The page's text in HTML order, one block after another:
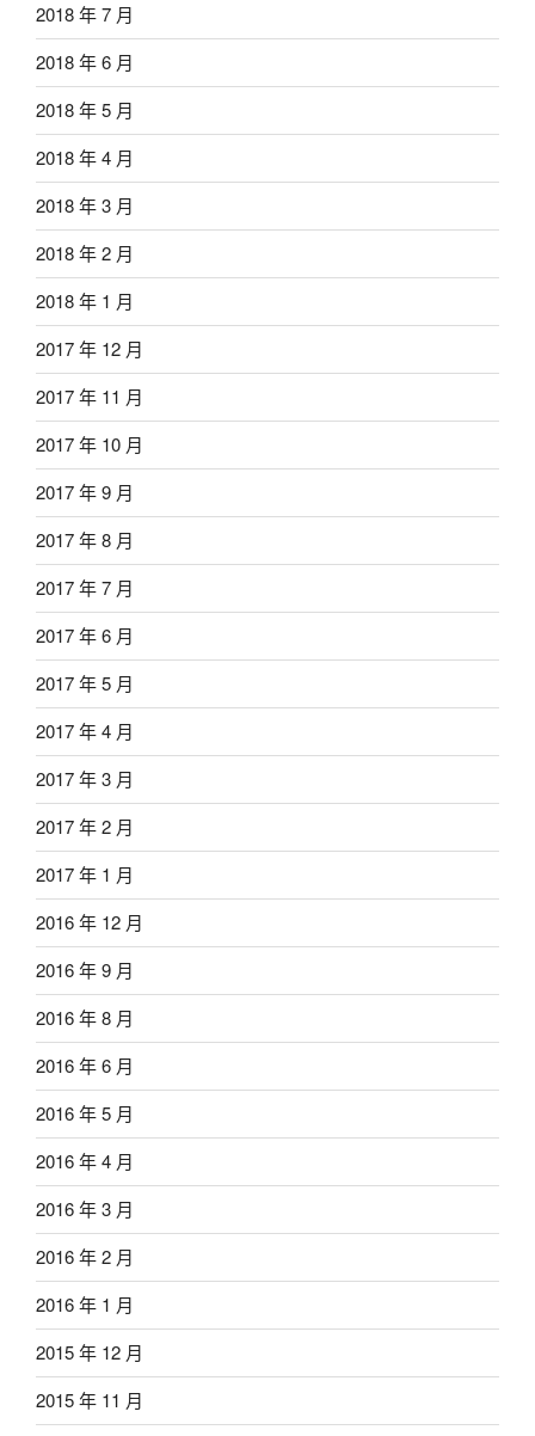
2018 年 7 月
2018 年 6 月
2018 年 5 月
2018 年 4 月
2018 年 3 月
2018 年 2 月
2018 年 1 月
2017 年 12 月
2017 年 11 月
2017 年 10 月
2017 年 9 月
2017 年 8 月
2017 年 7 月
2017 年 6 月
2017 年 5 月
2017 年 4 月
2017 年 3 月
2017 年 2 月
2017 年 1 月
2016 年 12 月
2016 年 9 月
2016 年 8 月
2016 年 6 月
2016 年 5 月
2016 年 4 月
2016 年 3 月
2016 年 2 月
2016 年 1 月
2015 年 12 月
2015 年 11 月